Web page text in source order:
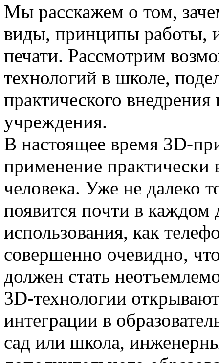
Мы расскажем о том,
виды, принципы работы,
печати. Рассмотрим
технологий в школе,
практического
учреждения.
В настоящее время 3D-
применение практически
человека. Уже не далеко
появится почти в
использования, как
совершенно очевидно,
должен стать
3D-технологии
интеграции в
сад или школа,